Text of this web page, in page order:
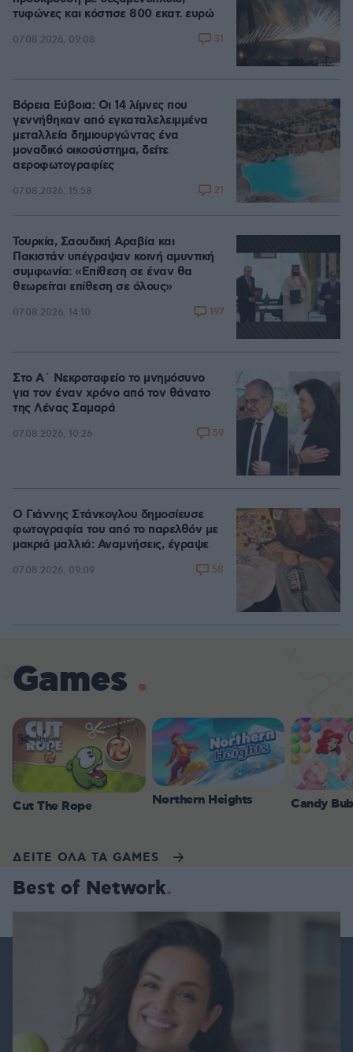
τυφώνες και κόστισε 800 εκατ. ευρώ
07.08.2026, 09:08 31
Βόρεια Εύβοια: Οι 14 λίμνες που
γεννήθηκαν από εγκαταλελειμμένα
μεταλλεία δημιουργώντας ένα
μοναδικό οικοσύστημα, δείτε
αεροφωτογραφίες
07.08.2026, 15:58 21
Τουρκία, Σαουδική Αραβία και
Πακιστάν υπέγραψαν κοινή αμυντική
συμφωνία: «Επίθεση σε έναν θα
θεωρείται επίθεση σε όλους»
07.08.2026, 14:10 197
Στο Α΄ Νεκροταφείο το μνημόσυνο
για τον έναν χρόνο από τον θάνατο
της Λένας Σαμαρά
07.08.2026, 10:26 59
Ο Γιάννης Στάνκογλου δημοσίευσε
φωτογραφία του από το παρελθόν με
μακριά μαλλιά: Αναμνήσεις, έγραψε
07.08.2026, 09:09 58
Games
Cut The Rope Northern Heights Candy
ΔΕΙΤΕ ΟΛΑ ΤΑ GAMES
Best of Network